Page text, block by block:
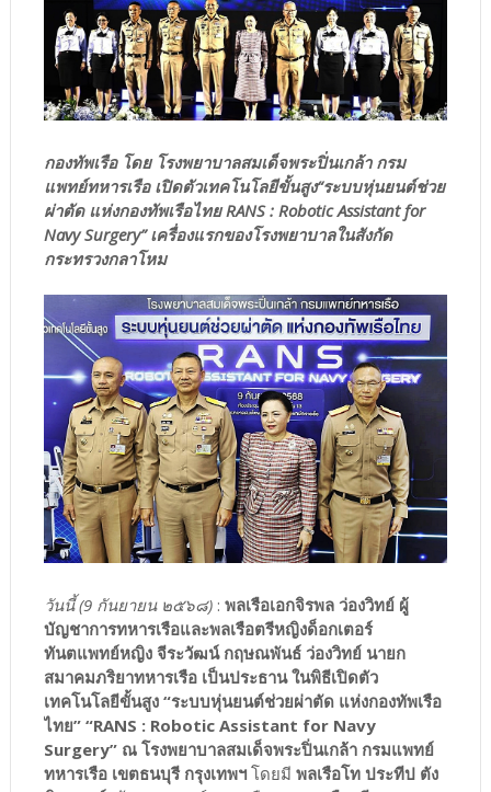
กองทัพเรือ โดย โรงพยาบาลสมเด็จพระปิ่นเกล้า กรม
แพทย์ทหารเรือ เปิดตัวเทคโนโลยีขั้นสูง“ระบบหุ่นยนต์ช่วย
ผ่าตัด แห่งกองทัพเรือไทย RANS : Robotic Assistant for
Navy Surgery” เครื่องแรกของโรงพยาบาลในสังกัด
กระทรวงกลาโหม
วันนี้ (9 กันยายน ๒๕๖๘): พลเรือเอกจิรพล ว่องวิทย์ ผู้
บัญชาการทหารเรือและพลเรือตรีหญิงด็อกเตอร์
ทันตแพทย์หญิง จีระวัฒน์ กฤษณพันธ์ ว่องวิทย์ นายก
สมาคมภริยาทหารเรือ เป็นประธาน ในพิธีเปิดตัว
เทคโนโลยีขั้นสูง “ระบบหุ่นยนต์ช่วยผ่าตัด แห่งกองทัพเรือ
ไทย” “RANS : Robotic Assistant for Navy
Surgery” ณ โรงพยาบาลสมเด็จพระปิ่นเกล้า กรมแพทย์
ทหารเรือ เขตธนบุรี กรุงเทพฯ โดยมี พลเรือโท ประทีป ตัง